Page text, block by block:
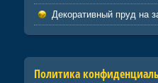
Декоративный пруд на
Политика